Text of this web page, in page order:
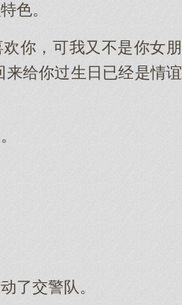
色。
你，可我又不是你女朋
给你过生日已经是情谊
了交警队。